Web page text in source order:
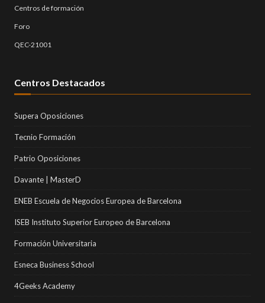
Centros de formación
Foro
QEC-21001
Centros Destacados
Supera Oposiciones
Tecnio Formación
Patrio Oposiciones
Davante | MasterD
ENEB Escuela de Negocios Europea de Barcelona
ISEB Instituto Superior Europeo de Barcelona
Formación Universitaria
Esneca Business School
4Geeks Academy